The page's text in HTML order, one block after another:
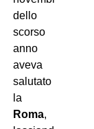
dello
scorso
anno
aveva
salutato
la
Roma,